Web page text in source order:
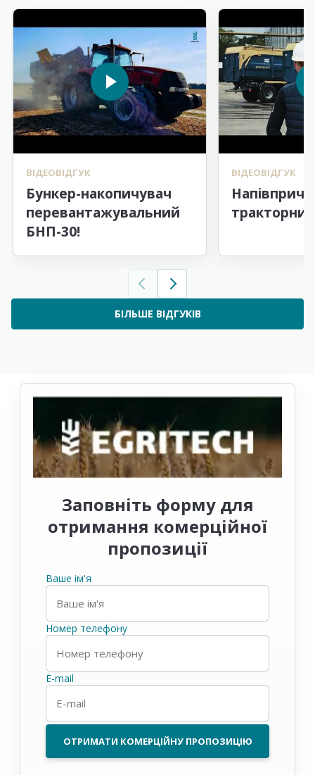
ВІДЕОВІДГУК
Бункер-накопичувач
перевантажувальний
БНП-30!
ВІДЕОВІДГУК
БІЛЬШЕ ВІДГУКІВ
Заповніть форму для
отримання комерційної
пропозиції
Ваше ім'я
Номер телефону
E-mail
ОТРИМАТИ КОМЕРЦІЙНУ ПРОПОЗИЦІЮ